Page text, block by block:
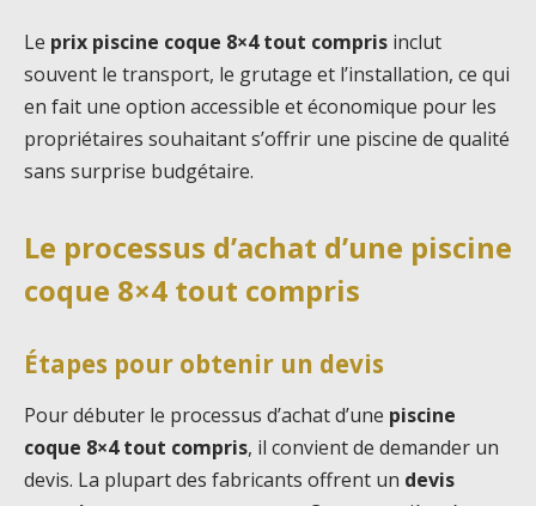
Le prix piscine coque 8×4 tout compris inclut
souvent le transport, le grutage et l’installation, ce qui
en fait une option accessible et économique pour les
propriétaires souhaitant s’offrir une piscine de qualité
sans surprise budgétaire.
Le processus d’achat d’une piscine
coque 8×4 tout compris
Étapes pour obtenir un devis
Pour débuter le processus d’achat d’une piscine
coque 8×4 tout compris, il convient de demander un
devis. La plupart des fabricants offrent un devis